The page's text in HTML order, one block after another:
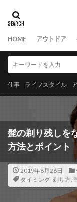
HOME アウトドア
仕事 ライフスタイル
髭の剃り残しを
方法とポイント
2019年8月26日
タイミング, 剃り方,